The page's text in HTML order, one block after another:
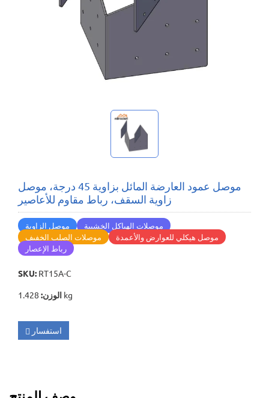
موصل عمود العارضة المائل بزاوية 45 درجة، موصل
زاوية السقف، رباط مقاوم للأعاصير
موصل الزاوية
موصلات الهياكل الخشبية
موصلات الصلب الخفيف
موصل هيكلي للعوارض والأعمدة
رباط الإعصار
SKU: RT15A-C
الوزن: 1.428 kg
استفسار